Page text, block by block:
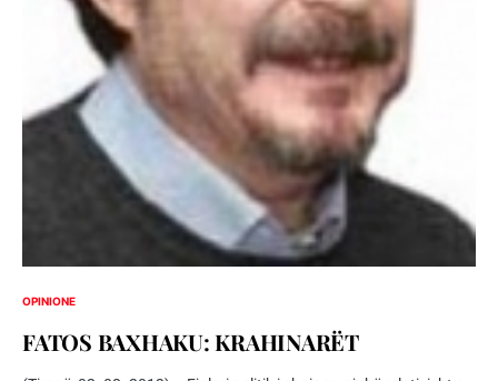
OPINIONE
FATOS BAXHAKU: KRAHINARËT